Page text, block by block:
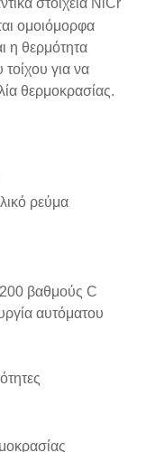
ομοιόμορφα
η θερμότητα
τοίχου για να
θερμοκρασίας.
ρεύμα
βαθμούς C
αυτόματου